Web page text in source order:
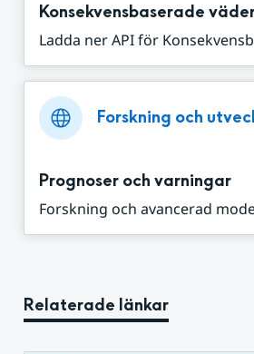
Konsekvensbaserade
Ladda ner API för
Forskning och
Prognoser och varningar
Forskning och avancerad
Relaterade länkar